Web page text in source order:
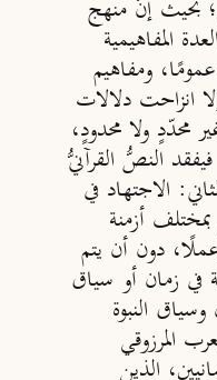
بحيث إنّ منهج
المفاهيمية
ومفاهيم
انزاحت دلالات
محدّدٍ ولا محدودٍ،
النصُّ القرآنيُّ
: الاجتهاد في
أزمنة
دون أن يتم
في زمان أو سياق
النبوة
المرزوقي
الذين